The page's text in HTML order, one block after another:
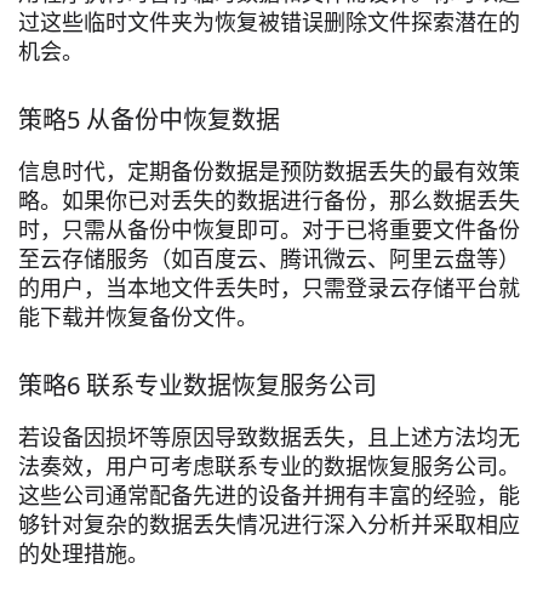
过这些临时文件夹为恢复被错误删除文件探索潜在的
机会。
策略5 从备份中恢复数据
信息时代，定期备份数据是预防数据丢失的最有效策
略。如果你已对丢失的数据进行备份，那么数据丢失
时，只需从备份中恢复即可。对于已将重要文件备份
至云存储服务（如百度云、腾讯微云、阿里云盘等）
的用户，当本地文件丢失时，只需登录云存储平台就
能下载并恢复备份文件。
策略6 联系专业数据恢复服务公司
若设备因损坏等原因导致数据丢失，且上述方法均无
法奏效，用户可考虑联系专业的数据恢复服务公司。
这些公司通常配备先进的设备并拥有丰富的经验，能
够针对复杂的数据丢失情况进行深入分析并采取相应
的处理措施。